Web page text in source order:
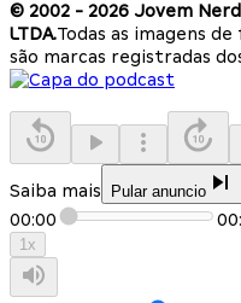
© 2002 - 2026 Jovem
LTDA.Todas as imagens
são marcas registradas
Saiba mais Pular anuncio
00:00
1x